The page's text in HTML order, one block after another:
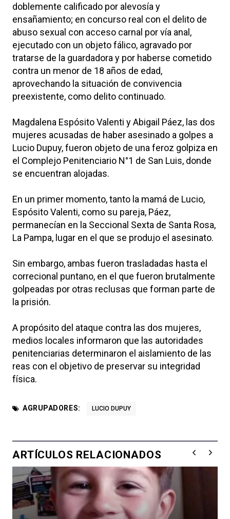
doblemente calificado por alevosía y
ensañamiento; en concurso real con el delito de
abuso sexual con acceso carnal por vía anal,
ejecutado con un objeto fálico, agravado por
tratarse de la guardadora y por haberse cometido
contra un menor de 18 años de edad,
aprovechando la situación de convivencia
preexistente, como delito continuado.
Magdalena Espósito Valenti y Abigail Páez, las dos
mujeres acusadas de haber asesinado a golpes a
Lucio Dupuy, fueron objeto de una feroz golpiza en
el Complejo Penitenciario N°1 de San Luis, donde
se encuentran alojadas.
En un primer momento, tanto la mamá de Lucio,
Espósito Valenti, como su pareja, Páez,
permanecían en la Seccional Sexta de Santa Rosa,
La Pampa, lugar en el que se produjo el asesinato.
Sin embargo, ambas fueron trasladadas hasta el
correcional puntano, en el que fueron brutalmente
golpeadas por otras reclusas que forman parte de
la prisión.
A propósito del ataque contra las dos mujeres,
medios locales informaron que las autoridades
penitenciarias determinaron el aislamiento de las
reas con el objetivo de preservar su integridad
física.
AGRUPADORES: LUCIO DUPUY
ARTÍCULOS RELACIONADOS